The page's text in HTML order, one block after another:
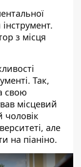
з місця
Так,
свою
місцевий
але
на піаніно.